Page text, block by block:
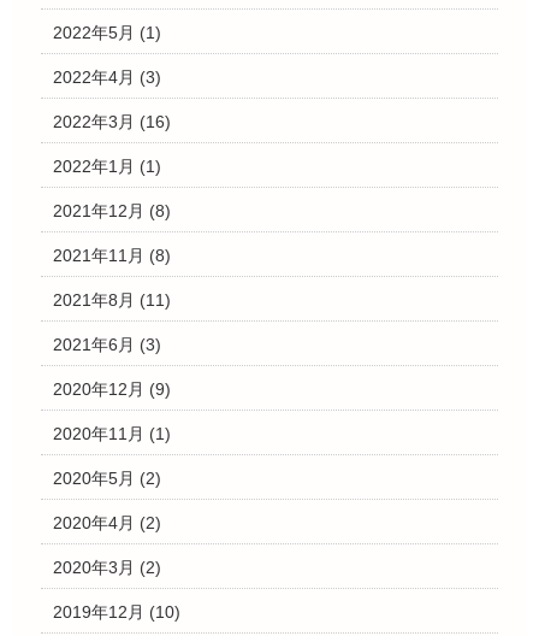
2022年5月 (1)
2022年4月 (3)
2022年3月 (16)
2022年1月 (1)
2021年12月 (8)
2021年11月 (8)
2021年8月 (11)
2021年6月 (3)
2020年12月 (9)
2020年11月 (1)
2020年5月 (2)
2020年4月 (2)
2020年3月 (2)
2019年12月 (10)